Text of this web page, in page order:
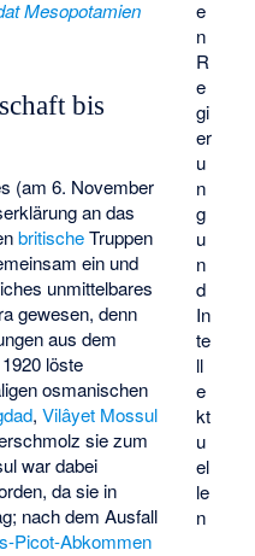
e
n
R
e
gi
er
u
n
g
u
n
d
In
te
ll
e
kt
u
el
le
n
Mesopotamien
bis
(am 6. November
an das
britischeTruppen
ein und
unmittelbares
gewesen, denn
aus dem
löste
osmanischen
,Vilâyet Mossul
sie zum
war dabei
da sie in
nach dem Ausfall
Picot-Abkommen